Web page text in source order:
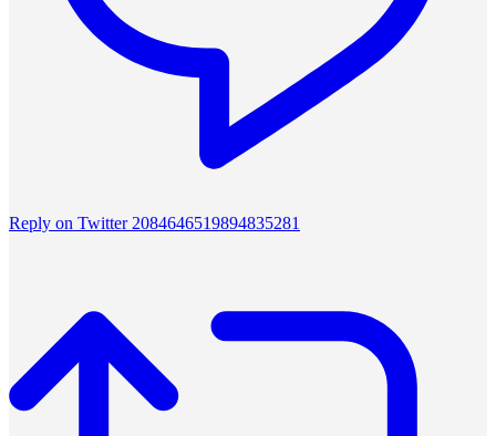
Reply on Twitter 2084646519894835281